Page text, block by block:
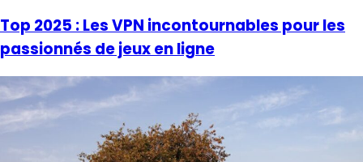
Top 2025 : Les VPN incontournables pour les
passionnés de jeux en ligne